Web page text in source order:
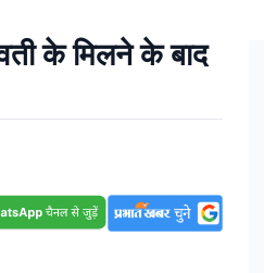
के मिलने के बाद